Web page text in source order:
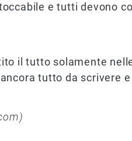
e tutti devono
il tutto solamente
ancora tutto da scrivere